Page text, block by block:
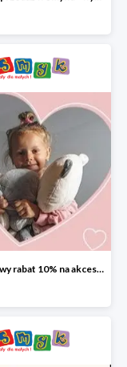
Dodatkowy rabat 10% na akcesoria dziecięce